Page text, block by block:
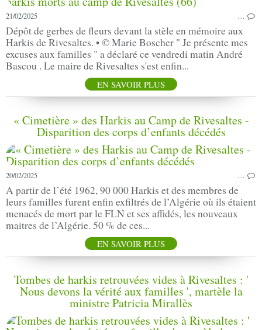
21/02/2025 …
Dépôt de gerbes de fleurs devant la stèle en mémoire aux
Harkis de Rivesaltes. • © Marie Boscher " Je présente mes
excuses aux familles " a déclaré ce vendredi matin André
Bascou . Le maire de Rivesaltes s'est enfin...
EN SAVOIR PLUS
« Cimetière » des Harkis au Camp de Rivesaltes -
Disparition des corps d’enfants décédés
20/02/2025 …
A partir de l’été 1962, 90 000 Harkis et des membres de
leurs familles furent enfin exfiltrés de l’Algérie où ils étaient
menacés de mort par le FLN et ses affidés, les nouveaux
maitres de l’Algérie. 50 % de ces...
EN SAVOIR PLUS
Tombes de harkis retrouvées vides à Rivesaltes : '
Nous devons la vérité aux familles ', martèle la
ministre Patricia Mirallès